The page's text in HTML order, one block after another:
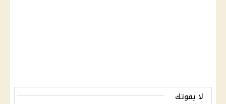
لا يفوتك